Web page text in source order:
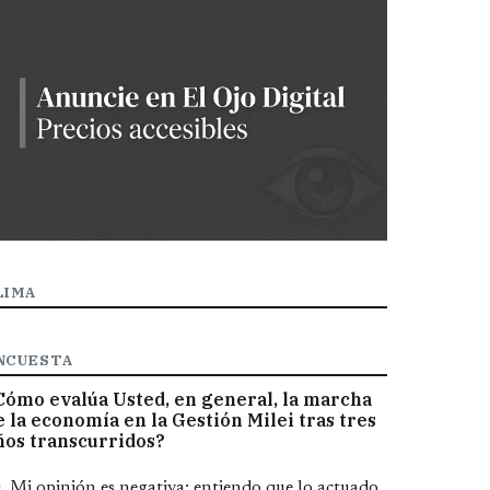
evalúa Usted, en general, la marcha
la economía en la Gestión Milei tras tres
transcurridos?